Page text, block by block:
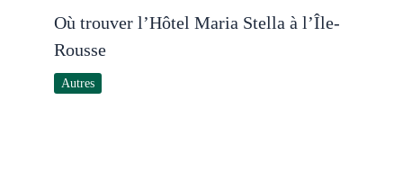
Où trouver l’Hôtel Maria Stella à l’Île-
Rousse
Autres